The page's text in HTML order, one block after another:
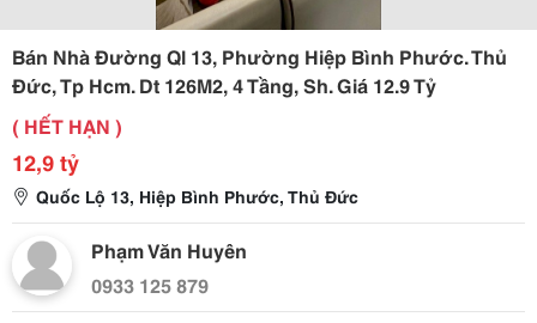
Bán Nhà Đường Ql 13, Phường Hiệp Bình Phước. Thủ
Đức, Tp Hcm. Dt 126M2, 4 Tầng, Sh. Giá 12.9 Tỷ
( HẾT HẠN )
12,9 tỷ
Quốc Lộ 13, Hiệp Bình Phước, Thủ Đức
Phạm Văn Huyên
0933 125 879